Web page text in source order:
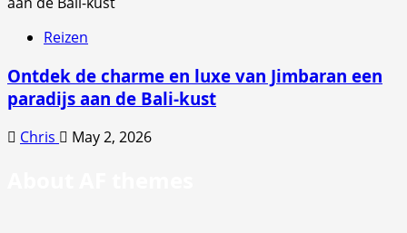
Reizen
Ontdek de charme en luxe van Jimbaran een
paradijs aan de Bali-kust
Chris May 2, 2026